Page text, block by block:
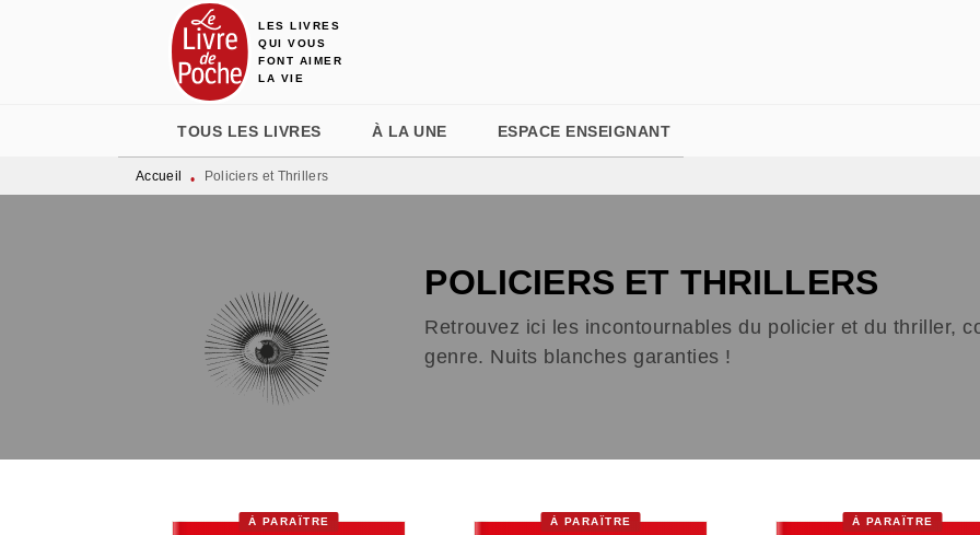
MENU RECHERCHE
LES LIVRES
QUI VOUS
FONT AIMER
LA VIE
TOUS LES LIVRES À LA UNE ESPACE ENSEIGNANT
Accueil • Policiers et Thrillers
POLICIERS ET THRILLERS
Retrouvez ici les incontournables du policier et du thriller,
genre. Nuits blanches garanties !
À PARAÎTRE À PARAÎTRE À PARAÎTRE